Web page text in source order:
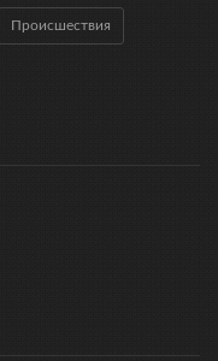
Происшествия